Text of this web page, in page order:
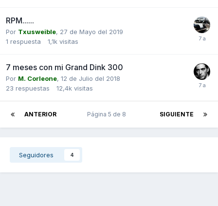
RPM......
Por Txusweible, 27 de Mayo del 2019
1 respuesta 1,1k visitas
7 meses con mi Grand Dink 300
Por M. Corleone, 12 de Julio del 2018
23 respuestas 12,4k visitas
ANTERIOR SIGUIENTE
Página 5 de 8
Seguidores 4